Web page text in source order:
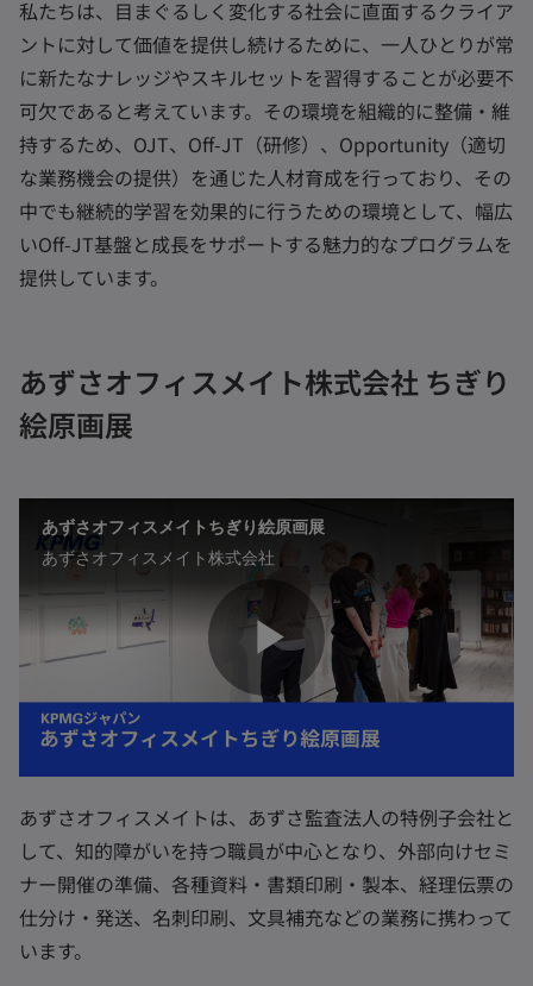
私たちは、目まぐるしく変化する社会に直面するクライア
ントに対して価値を提供し続けるために、一人ひとりが常
に新たなナレッジやスキルセットを習得することが必要不
可欠であると考えています。その環境を組織的に整備・維
持するため、OJT、Off-JT（研修）、Opportunity（適切
な業務機会の提供）を通じた人材育成を行っており、その
中でも継続的学習を効果的に行うための環境として、幅広
いOff-JT基盤と成長をサポートする魅力的なプログラムを
提供しています。
あずさオフィスメイト株式会社 ちぎり
絵原画展
あずさオフィスメイトちぎり絵原画展
あずさオフィスメイト株式会社
P
l
a
あずさオフィスメイトは、あずさ監査法人の特例子会社と
して、知的障がいを持つ職員が中心となり、外部向けセミ
ナー開催の準備、各種資料・書類印刷・製本、経理伝票の
仕分け・発送、名刺印刷、文具補充などの業務に携わって
います。